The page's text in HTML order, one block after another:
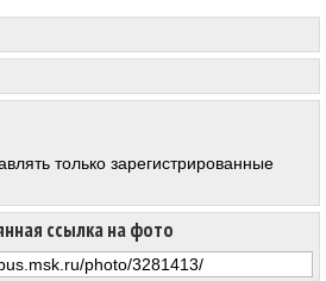
ссылка на фото
только зарегистрированные